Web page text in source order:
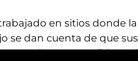
en sitios donde
se dan cuenta de que
o una salida